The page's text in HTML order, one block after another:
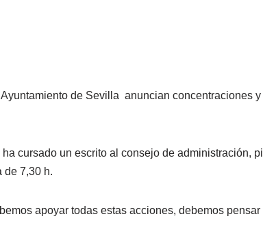
de Sevilla anuncian concentraciones
cursado un escrito al consejo de administración,
de 7,30 h.
apoyar todas estas acciones, debemos